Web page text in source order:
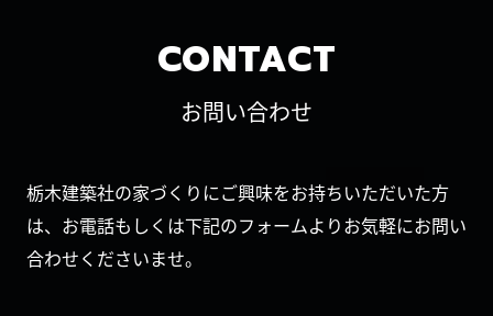
CONTACT
お問い合わせ
栃木建築社の家づくりにご興味をお持ちいただいた方
は、お電話もしくは下記のフォームよりお気軽にお問い
合わせくださいませ。